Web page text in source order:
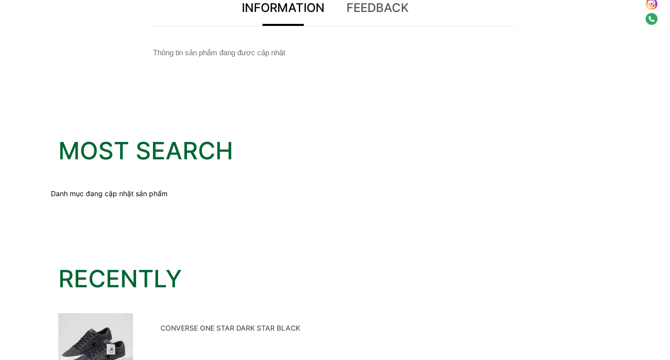
INFORMATION FEEDBACK
Thông tin sản phẩm đang được cập nhật
MOST SEARCH
Danh mục đang cập nhật sản phẩm
RECENTLY
CONVERSE ONE STAR DARK STAR BLACK